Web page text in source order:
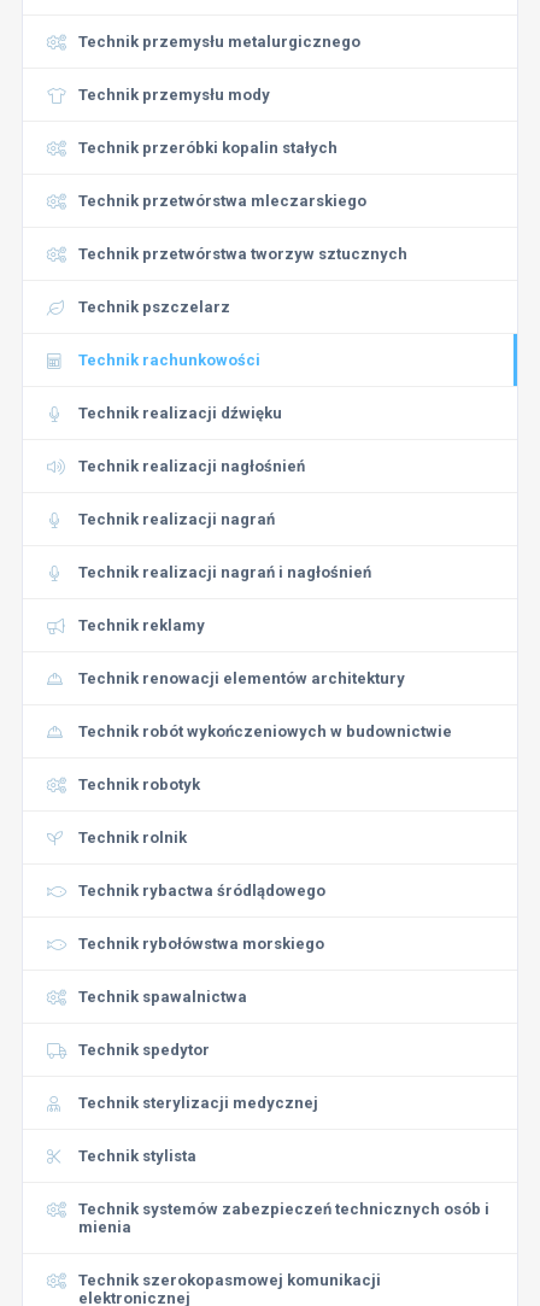
Technik przemysłu metalurgicznego
Technik przemysłu mody
Technik przeróbki kopalin stałych
Technik przetwórstwa mleczarskiego
Technik przetwórstwa tworzyw sztucznych
Technik pszczelarz
Technik rachunkowości
Technik realizacji dźwięku
Technik realizacji nagłośnień
Technik realizacji nagrań
Technik realizacji nagrań i nagłośnień
Technik reklamy
Technik renowacji elementów architektury
Technik robót wykończeniowych w budownictwie
Technik robotyk
Technik rolnik
Technik rybactwa śródlądowego
Technik rybołówstwa morskiego
Technik spawalnictwa
Technik spedytor
Technik sterylizacji medycznej
Technik stylista
Technik systemów zabezpieczeń technicznych osób i
mienia
Technik szerokopasmowej komunikacji
elektronicznej